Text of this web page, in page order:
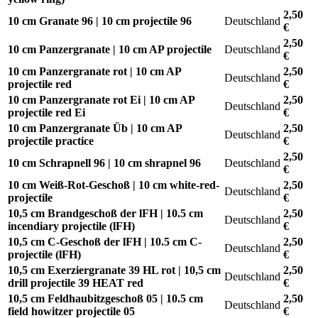
10 cm Granate 96 | 10 cm projectile 96
Deutschland
2,50
€
10 cm Panzergranate | 10 cm AP projectile
Deutschland
2,50
€
10 cm Panzergranate rot | 10 cm AP
projectile red
Deutschland
2,50
€
10 cm Panzergranate rot Ei | 10 cm AP
projectile red Ei
Deutschland
2,50
€
10 cm Panzergranate Üb | 10 cm AP
projectile practice
Deutschland
2,50
€
10 cm Schrapnell 96 | 10 cm shrapnel 96
Deutschland
2,50
€
10 cm Weiß-Rot-Geschoß | 10 cm white-red-
projectile
Deutschland
2,50
€
10,5 cm Brandgeschoß der lFH | 10.5 cm
incendiary projectile (lFH)
Deutschland
2,50
€
10,5 cm C-Geschoß der lFH | 10.5 cm C-
projectile (lFH)
Deutschland
2,50
€
10,5 cm Exerziergranate 39 HL rot | 10,5 cm
drill projectile 39 HEAT red
Deutschland
2,50
€
10,5 cm Feldhaubitzgeschoß 05 | 10.5 cm
field howitzer projectile 05
Deutschland
2,50
€